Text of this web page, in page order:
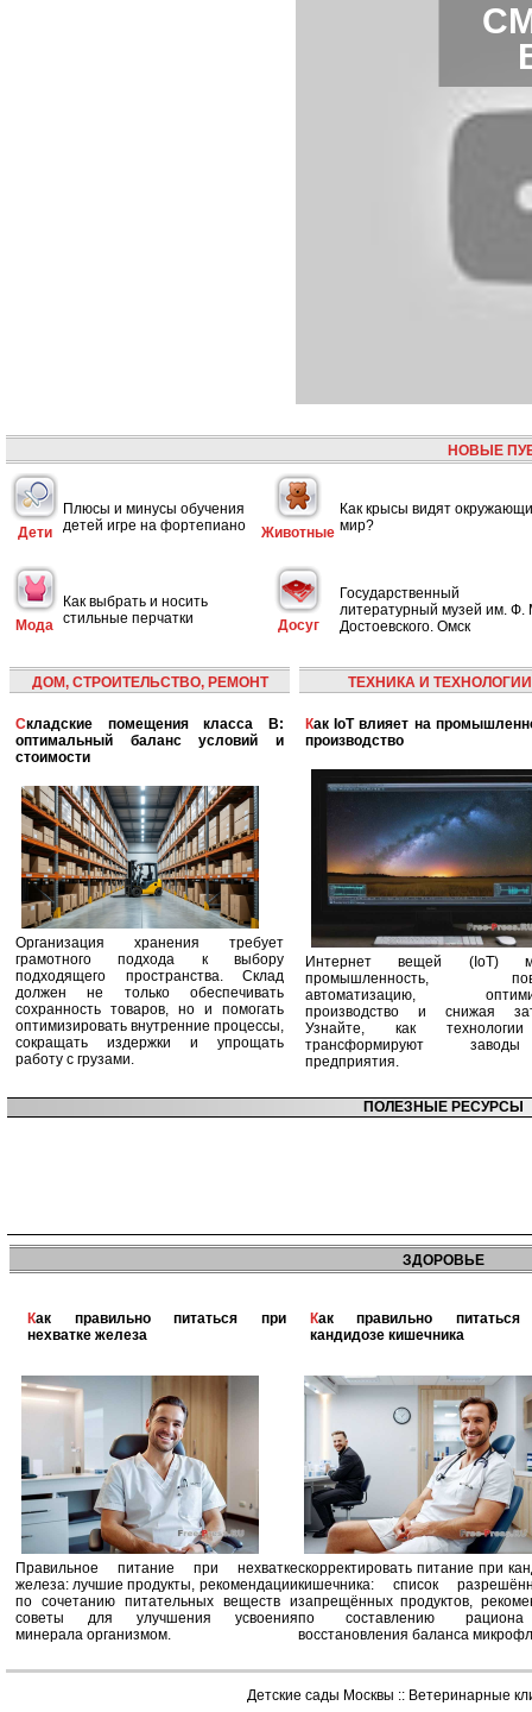
НОВЫЕ
Дети
Плюсы и минусы обучения
детей игре на фортепиано
Животные
Как крысы видят
мир?
Мода
Как выбрать и носить
стильные перчатки
Досуг
Государственный
литературный музей им. Ф.
Достоевского. Омск
ДОМ, СТРОИТЕЛЬСТВО, РЕМОНТ
Складские помещения класса B:
оптимальный баланс условий и
стоимости
Организация хранения требует
грамотного подхода к выбору
подходящего пространства. Склад
должен не только обеспечивать
сохранность товаров, но и помогать
оптимизировать внутренние процессы,
сокращать издержки и упрощать
работу с грузами.
ТЕХНИКА И ТЕХНОЛОГИИ
Как IoT влияет на промышленность и
производство
Интернет вещей (IoT)
промышленность,
автоматизацию,
производство и снижая
Узнайте, как
трансформируют
предприятия.
ПОЛЕЗНЫЕ РЕСУРСЫ
ЗДОРОВЬЕ
Как правильно питаться при
нехватке железа
Правильное питание при нехватке
железа: лучшие продукты, рекомендации
по сочетанию питательных веществ и
советы для улучшения усвоения
минерала организмом.
Как правильно питаться при
кандидозе кишечника
скорректировать питание при
кишечника: список
запрещённых продуктов,
по составлению
восстановления баланса
Детские сады Москвы :: Ветеринарные